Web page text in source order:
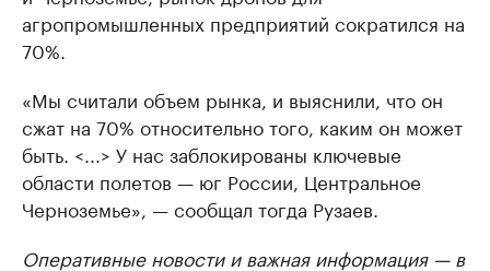
агропромышленных предприятий сократился на
70%.
«Мы считали объем рынка, и выяснили, что он
сжат на 70% относительно того, каким он может
быть. <...> У нас заблокированы ключевые
области полетов — юг России, Центральное
Черноземье», — сообщал тогда Рузаев.
Оперативные новости и важная информация — в